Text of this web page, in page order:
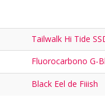
Tailwalk Hi Tide
Fluorocarbono G-
Black Eel de Fiiish